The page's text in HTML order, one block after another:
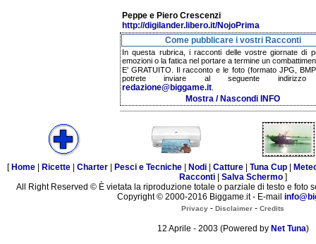
Peppe e Piero Crescenzi
http://digilander.libero.it/NojoPrima
Come pubblicare i vostri Racconti
In questa rubrica, i racconti delle vostre giornate di
emozioni o la fatica nel portare a termine un
E' GRATUITO. Il racconto e le foto (formato JPG,
potrete inviare al seguente indirizzo
redazione@biggame.it
Mostra / Nascondi INFO
[ Home Ricette Charter Pesci e Tecniche Nodi Catture Tuna Cup
Racconti| Salva Schermo]
All Right Reserved © È vietata la riproduzione totale o parziale di testo e foto
Copyright © 2000-2016 Biggame.it - E-mail
Privacy - Disclaimer - Credits
12 Aprile - 2003 (Powered by Net Tuna)